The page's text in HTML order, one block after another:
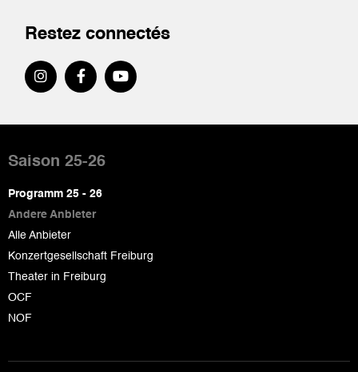
Restez connectés
de
page
Saison 25-26
Programm 25 - 26
Andere Anbieter
Alle Anbieter
Konzertgesellschaft Freiburg
Theater in Freiburg
OCF
NOF